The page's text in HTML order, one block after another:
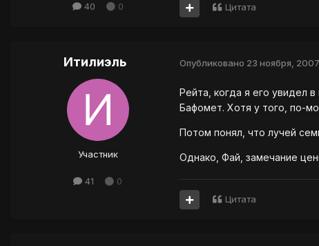
40 0 Цитата
Итилиэль
Участник
41 0
Опубликовано 23 ноября, 2007
Рейта, когда я его увидел
Бафомет. Хотя у того, по-
Потом понял, что лучей
Однако, Фай, замечание
Цитата